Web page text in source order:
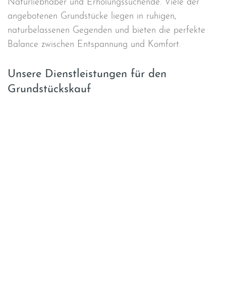
Naturliebhaber und Erholungssuchende. Viele der
angebotenen Grundstücke liegen in ruhigen,
naturbelassenen Gegenden und bieten die perfekte
Balance zwischen Entspannung und Komfort.
Unsere Dienstleistungen für den
Grundstückskauf